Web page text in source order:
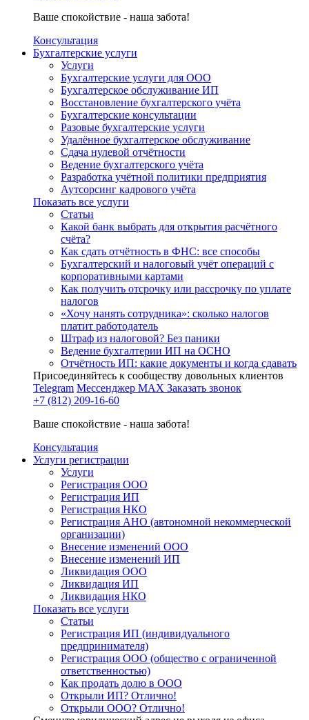
Ваше спокойствие - наша забота!
Консультация
Бухгалтерские услуги
Услуги
Бухгалтерские услуги для ООО
Бухгалтерское обслуживание ИП
Восстановление бухгалтерского учёта
Бухгалтерские консультации
Разовые бухгалтерские услуги
Удалённое бухгалтерское обслуживание
Сдача нулевой отчётности
Ведение бухгалтерского учёта
Разработка учётной политики предприятия
Аутсорсинг кадрового учёта
Показать все услуги
Статьи
Какой банк выбрать для открытия расчётного
счёта?
Как сдать отчётность в ФНС: все способы
Бухгалтерский и налоговый учёт операций с
корпоративными картами
Как получить отсрочку или рассрочку по уплате
налогов
«Хочу нанять сотрудника»: сколько налогов
платит работодатель
Штраф из налоговой? Без паники
Ведение бухгалтерии ИП на ОСНО
Отчётность ИП: какие документы и когда сдавать
Присоединяйтесь к сообществу довольных клиентов
Telegram Мессенджер MAX Заказать звонок
+7 (812) 209-16-60
Ваше спокойствие - наша забота!
Консультация
Услуги регистрации
Услуги
Регистрация ООО
Регистрация ИП
Регистрация НКО
Регистрация АНО (автономной некоммерческой
организации)
Внесение изменений ООО
Внесение изменений ИП
Ликвидация ООО
Ликвидация ИП
Ликвидация НКО
Показать все услуги
Статьи
Регистрация ИП (индивидуального
предпринимателя)
Регистрация ООО (общество с ограниченной
ответственностью)
Как продать долю в ООО
Открыли ИП? Отлично!
Открыли ООО? Отлично!